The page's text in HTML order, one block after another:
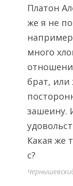
Платон
же я не
много
брат,
зашеину.
Какая же
с?